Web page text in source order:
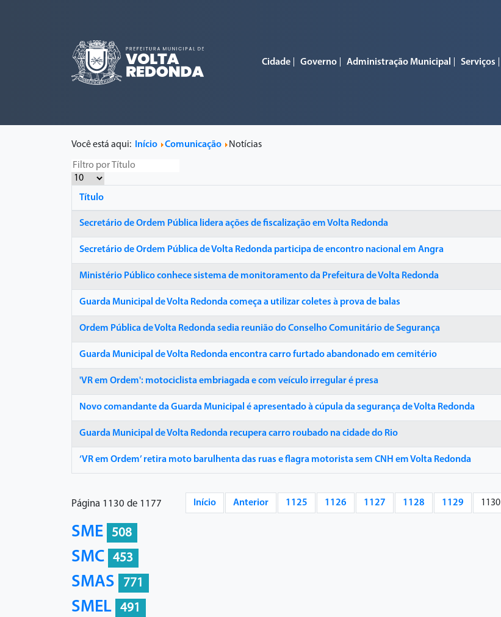
Cidade Governo Administração Municipal Serviços
Você está aqui: Início Comunicação Notícias
Título
Secretário de Ordem Pública lidera ações de fiscalização em Volta Redonda
Secretário de Ordem Pública de Volta Redonda participa de encontro nacional em Angra
Ministério Público conhece sistema de monitoramento da Prefeitura de Volta Redonda
Guarda Municipal de Volta Redonda começa a utilizar coletes à prova de balas
Ordem Pública de Volta Redonda sedia reunião do Conselho Comunitário de Segurança
Guarda Municipal de Volta Redonda encontra carro furtado abandonado em cemitério
'VR em Ordem': motociclista embriagada e com veículo irregular é presa
Novo comandante da Guarda Municipal é apresentado à cúpula da segurança de Volta Redonda
Guarda Municipal de Volta Redonda recupera carro roubado na cidade do Rio
‘VR em Ordem’ retira moto barulhenta das ruas e flagra motorista sem CNH em Volta Redonda
Página 1130 de 1177 Início Anterior 1125 1126 1127 1128 1129 1130
SME 508
SMC 453
SMAS 771
SMEL 491